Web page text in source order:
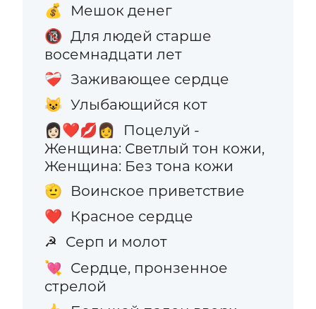
💰 Мешок денег
🔞 Для людей старше
восемнадцати лет
❤️‍🩹 Заживающее сердце
😺 Улыбающийся кот
👩🏻‍❤️‍💋‍👩
Поцелуй -
Женщина: Светлый тон кожи,
Женщина: Без тона кожи
🫡 Воинское приветствие
❤️ Красное сердце
☭ Серп и молот
💘
Сердце, пронзенное
стрелой